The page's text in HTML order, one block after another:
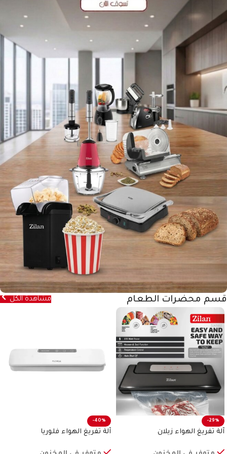
قسم محضرات الطعام مشاهدة الكل
-29%
آلة تفريغ الهواء زيلان
-40%
آلة تفريغ الهواء فلوريا